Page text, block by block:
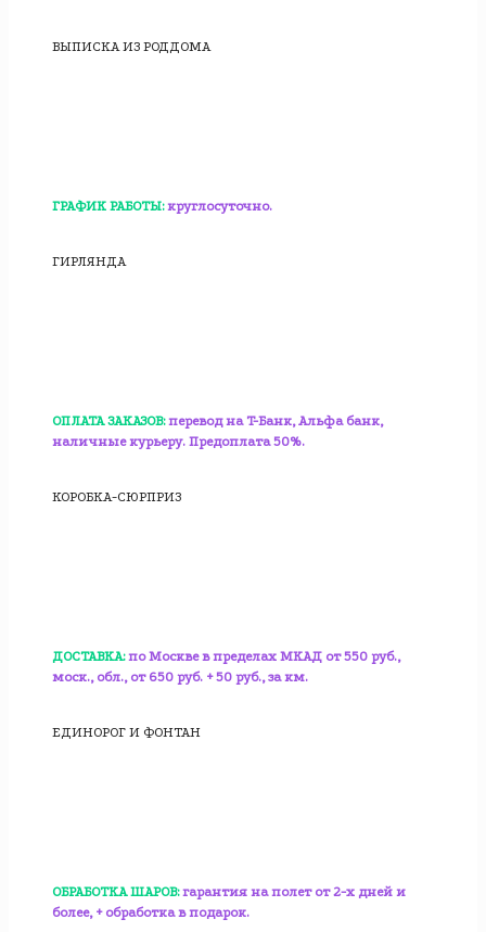
ВЫПИСКА ИЗ РОДДОМА
ГРАФИК РАБОТЫ: круглосуточно.
ГИРЛЯНДА
ОПЛАТА ЗАКАЗОВ: перевод на T-Банк, Альфа банк,
наличные курьеру. Предоплата 50%.
КОРОБКА-СЮРПРИЗ
ДОСТАВКА: по Москве в пределах МКАД от 550 руб.,
моск., обл., от 650 руб. + 50 руб., за км.
ЕДИНОРОГ И ФОНТАН
ОБРАБОТКА ШАРОВ: гарантия на полет от 2-х дней и
более, + обработка в подарок.